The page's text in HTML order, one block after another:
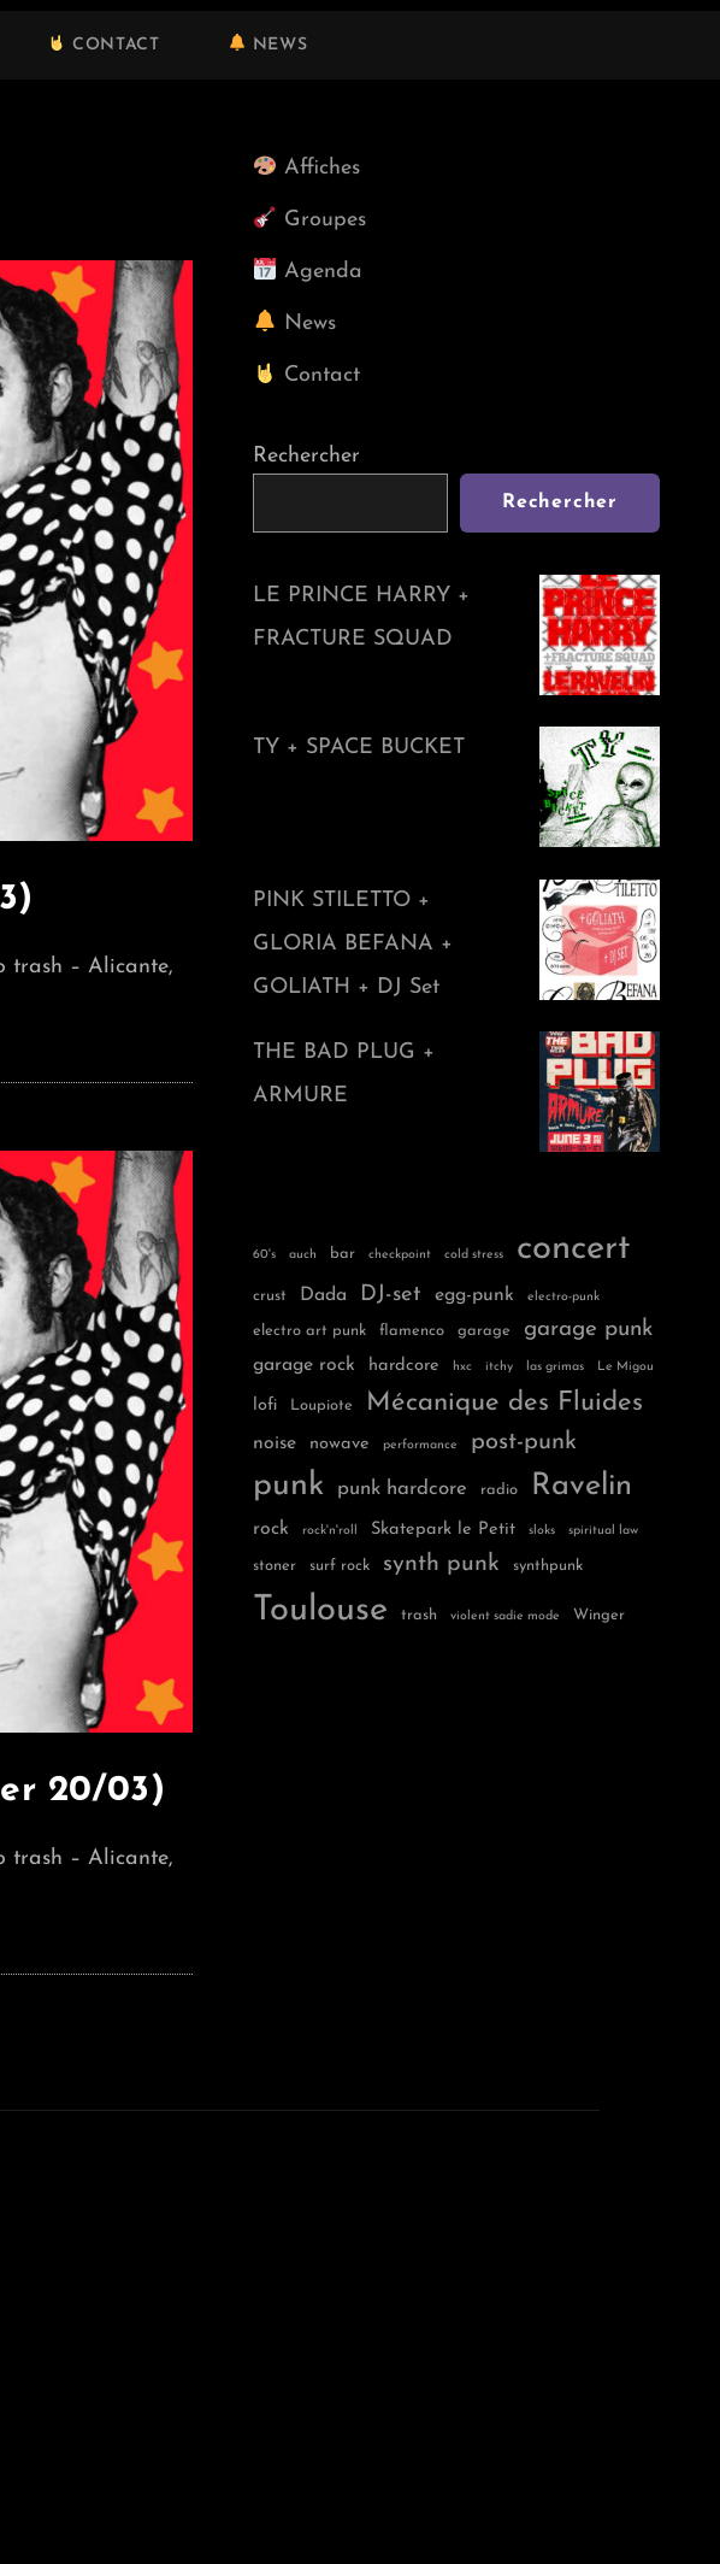
CONTACT NEWS
trash – Alicante,
20/03)
trash – Alicante,
Affiches
Groupes
Agenda
News
Contact
Rechercher
Rechercher
LE PRINCE HARRY +
FRACTURE SQUAD
TY + SPACE BUCKET
PINK STILETTO +
GLORIA BEFANA +
GOLIATH + DJ Set
THE BAD PLUG +
ARMURE
60's auch bar checkpoint cold stress concert
crust Dada DJ-set egg-punk electro-punk
electro art punk flamenco garage garage punk
garage rock hardcore hxc itchy las grimas Le Migou
lofi Loupiote Mécanique des Fluides
noise nowave performance post-punk
punk punk hardcore radio Ravelin
rock rock'n'roll Skatepark le Petit sloks spiritual law
stoner surf rock synth punk synthpunk
Toulouse trash violent sadie mode Winger